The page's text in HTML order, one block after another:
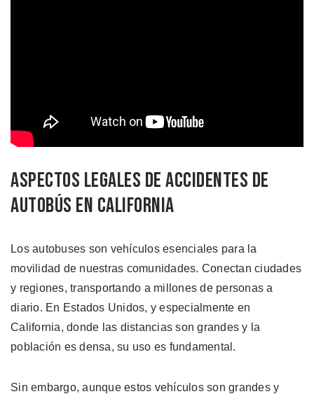
Aspectos Legales de Accidentes de
Autobús en California
Los autobuses son vehículos esenciales para la
movilidad de nuestras comunidades. Conectan ciudades
y regiones, transportando a millones de personas a
diario. En Estados Unidos, y especialmente en
California, donde las distancias son grandes y la
población es densa, su uso es fundamental.
Sin embargo, aunque estos vehículos son grandes y